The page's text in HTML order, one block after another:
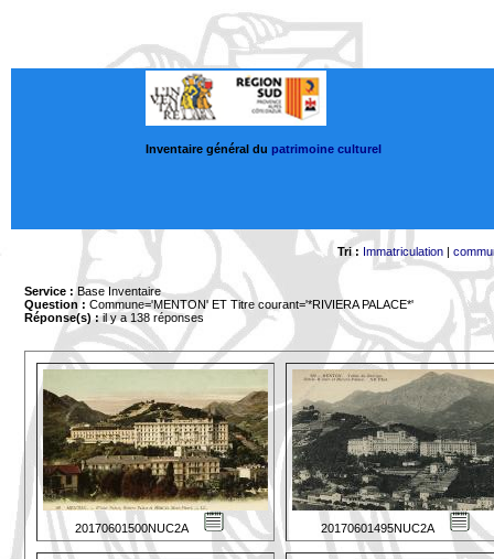
Inventaire général du patrimoine culturel
Tri : Immatriculation |
Service : Base Inventaire
Question : Commune='MENTON' ET Titre courant='*RIVIERA PALACE*'
Réponse(s) :il y a 138 réponses
20170601500NUC2A 20170601495NUC2A